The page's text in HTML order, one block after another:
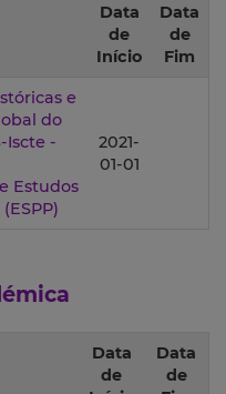
Data
de
Início
Data
de
Fim
e
do
Iscte -
Estudos
(ESPP)
2021-
01-01
Data
de
Data
de